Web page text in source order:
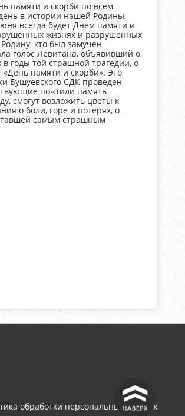
памяти и скорби по всем
в истории нашей Родины,
всегда будет Днем памяти и
жизнях и разрушенных
кто был замучен
голос Левитана, объявивший о
годы той страшной трагедии, о
«День памяти и скорби». Это
Бушуевского СДК проведен
почтили память
смогут возложить цветы к
о боли, горе и потерях, о
самым страшным
^
обработки персональных данных